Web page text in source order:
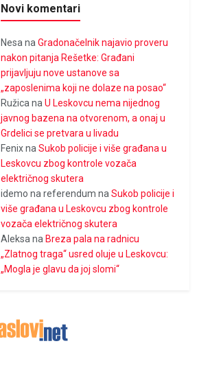
Novi komentari
Nesa naGradonačelnik najavio proveru
nakon pitanja Rešetke: Građani
prijavljuju nove ustanove sa
„zaposlenima koji ne dolaze na posao“
Ružica naU Leskovcu nema nijednog
javnog bazena na otvorenom, a onaj u
Grdelici se pretvara u livadu
FenixnaSukob policije i više građana u
Leskovcu zbog kontrole vozača
električnog skutera
idemo na referendum naSukob policije i
više građana u Leskovcu zbog kontrole
vozača električnog skutera
Aleksa na Breza pala na radnicu
„Zlatnog traga“ usred oluje u Leskovcu:
„Mogla je glavu da joj slomi“